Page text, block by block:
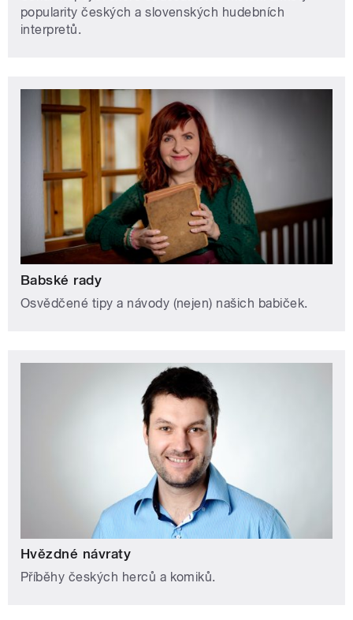
popularity českých a slovenských hudebních
interpretů.
Babské rady
Osvědčené tipy a návody (nejen) našich babiček.
Hvězdné návraty
Příběhy českých herců a komiků.